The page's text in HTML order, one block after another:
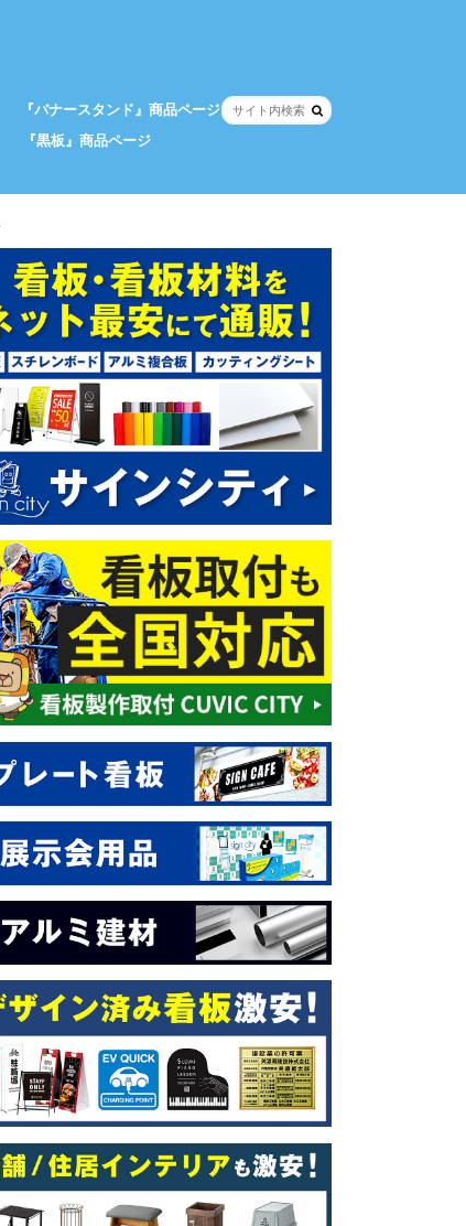
『バナースタンド』商品ページ
『黒板』商品ページ